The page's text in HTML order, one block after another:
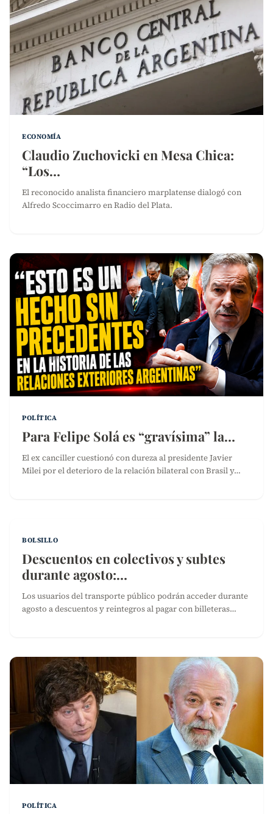
ECONOMÍA
Claudio Zuchovicki en Mesa Chica:
“Los…
El reconocido analista financiero marplatense dialogó con
Alfredo Scoccimarro en Radio del Plata.
POLÍTICA
Para Felipe Solá es “gravísima” la…
El ex canciller cuestionó con dureza al presidente Javier
Milei por el deterioro de la relación bilateral con Brasil y…
BOLSILLO
Descuentos en colectivos y subtes
durante agosto:…
Los usuarios del transporte público podrán acceder durante
agosto a descuentos y reintegros al pagar con billeteras…
POLÍTICA